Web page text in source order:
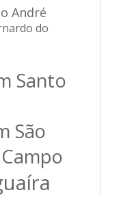
André
do
Santo
São